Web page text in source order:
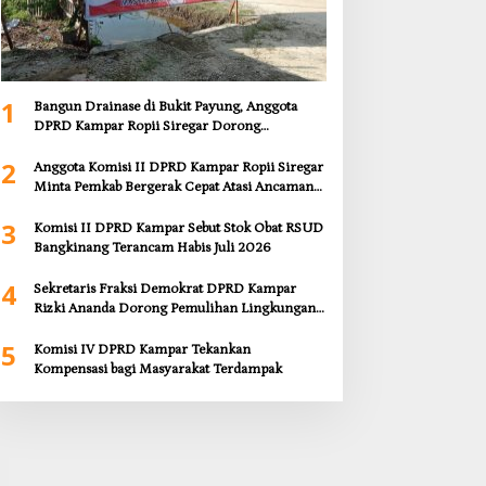
1
Bangun Drainase di Bukit Payung, Anggota
DPRD Kampar Ropii Siregar Dorong
Dasar
2
Anggota Komisi II DPRD Kampar Ropii Siregar
Minta Pemkab Bergerak Cepat Atasi Ancaman
Dihati
3
Komisi II DPRD Kampar Sebut Stok Obat RSUD
Bangkinang Terancam Habis Juli 2026
4
Sekretaris Fraksi Demokrat DPRD Kampar
Rizki Ananda Dorong Pemulihan Lingkungan
5
Komisi IV DPRD Kampar Tekankan
Kompensasi bagi Masyarakat Terdampak